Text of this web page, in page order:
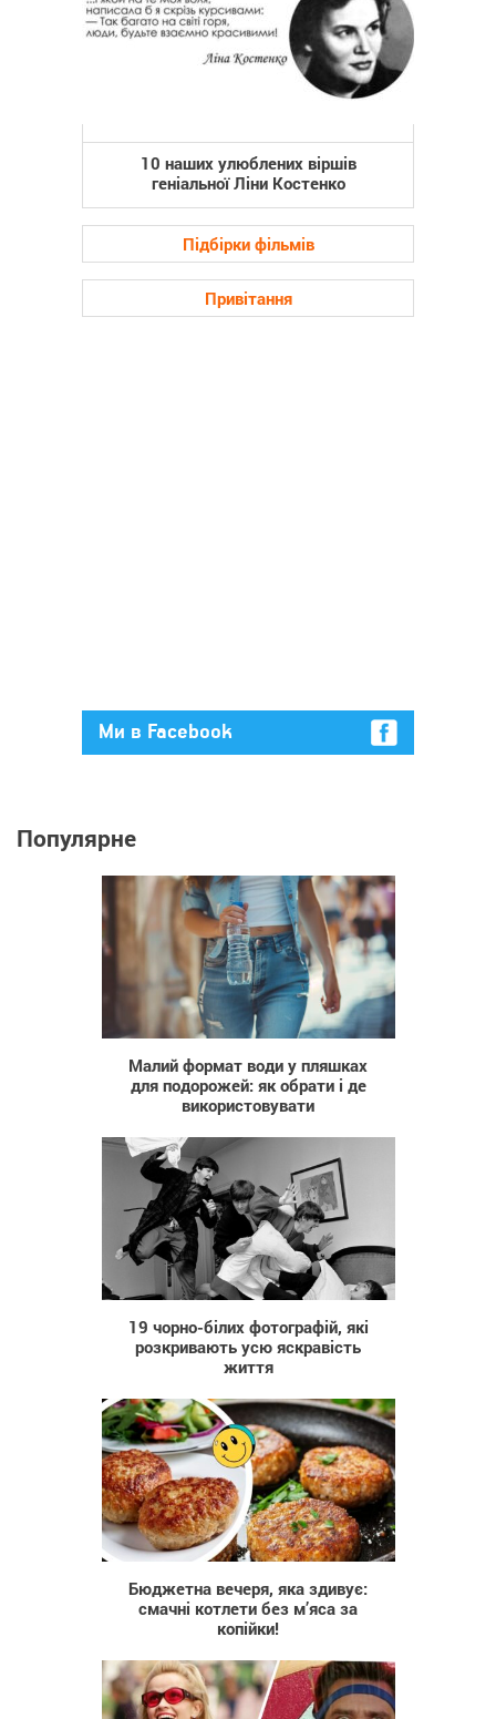
10 наших улюблених віршів
геніальної Ліни Костенко
Підбірки фільмів
Привітання
Ми в Facebook
Популярне
Малий формат води у пляшках
для подорожей: як обрати і де
використовувати
837
19 чорно-білих фотографій, які
розкривають усю яскравість
життя
129
Бюджетна вечеря, яка здивує:
смачні котлети без м’яса за
копійки!